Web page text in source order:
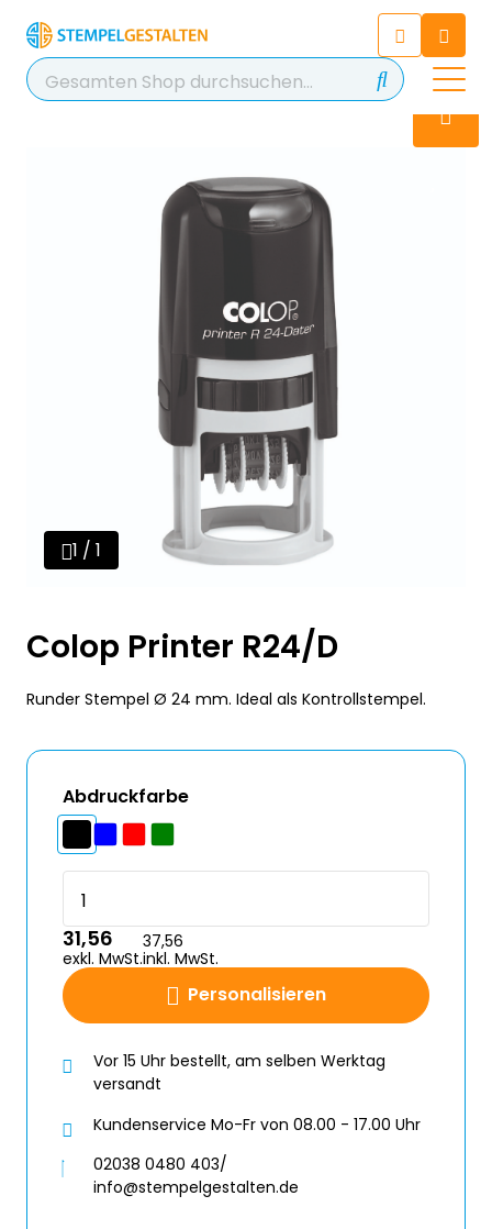
Chatten Sie 24/7 mit unserem
hilfreichen Chatbot
Kontakt
+49 2038 0480 403
1 / 1
Colop Printer R24/D
Runder Stempel Ø 24 mm. Ideal als Kontrollstempel.
Abdruckfarbe
Personalisieren
31,56
exkl. MwSt.
37,56
inkl. MwSt.
Vor 15 Uhr bestellt, am selben Werktag
versandt
Kundenservice Mo-Fr von 08.00 - 17.00 Uhr
02038 0480 403/
info@stempelgestalten.de